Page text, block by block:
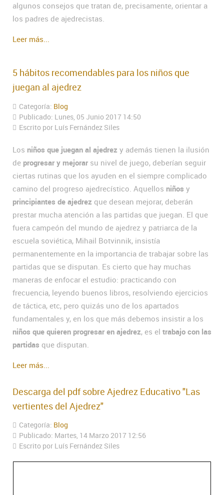
algunos consejos que tratan de, precisamente, orientar a
los padres de ajedrecistas.
Leer más...
5 hábitos recomendables para los niños que
juegan al ajedrez
Categoría: Blog
Publicado: Lunes, 05 Junio 2017 14:50
Escrito por Luís Fernández Siles
Los niños que juegan al ajedrez y además tienen la ilusión
de progresar y mejorar su nivel de juego, deberían seguir
ciertas rutinas que los ayuden en el siempre complicado
camino del progreso ajedrecístico. Aquellos niños y
principiantes de ajedrez que desean mejorar, deberán
prestar mucha atención a las partidas que juegan. El que
fuera campeón del mundo de ajedrez y patriarca de la
escuela soviética, Mihail Botvinnik, insistía
permanentemente en la importancia de trabajar sobre las
partidas que se disputan. Es cierto que hay muchas
maneras de enfocar el estudio: practicando con
frecuencia, leyendo buenos libros, resolviendo ejercicios
de táctica, etc, pero quizás uno de los apartados
fundamentales y, en los que más debemos insistir a los
niños que quieren progresar en ajedrez, es el trabajo con las
partidas que disputan.
Leer más...
Descarga del pdf sobre Ajedrez Educativo "Las
vertientes del Ajedrez"
Categoría: Blog
Publicado: Martes, 14 Marzo 2017 12:56
Escrito por Luís Fernández Siles